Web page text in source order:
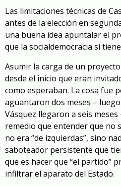
Las limitaciones técnicas de
antes de la elección en
una buena idea apuntalar el
que la socialdemocracia sí
Asumir la carga de un
desde el inicio que eran
como esperaban. La cosa fue
aguantaron dos meses –
Vásquez llegaron a seis
remedio que entender que no
no era “de izquierdas”, sino
saboteador persistente que
que es hacer que “el partido”
infiltrar el aparato del Estado.